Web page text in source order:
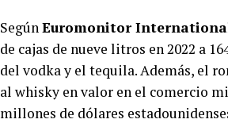
SegúnEuromonitor
de cajas de nueve litros en 2022 a
del vodka y el tequila. Además, el
al whisky en valor en el comercio
millones de dólares